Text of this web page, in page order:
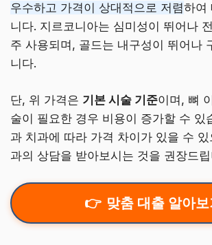
우수하고 가격이 상대적으로 저렴하여
니다. 지르코니아는 심미성이 뛰어나
주 사용되며, 골드는 내구성이 뛰어나
니다.
단, 위 가격은 기본 시술 기준이며, 뼈
술이 필요한 경우 비용이 증가할 수 있
과 치과에 따라 가격 차이가 있을 수
과의 상담을 받아보시는 것을 권장드
맞춤 대출 알아보